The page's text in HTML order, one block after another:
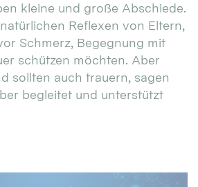
kleine und große Abschiede.
Reflexen von Eltern,
Schmerz, Begegnung mit
schützen möchten. Aber
sollten auch trauern, sagen
begleitet und unterstützt